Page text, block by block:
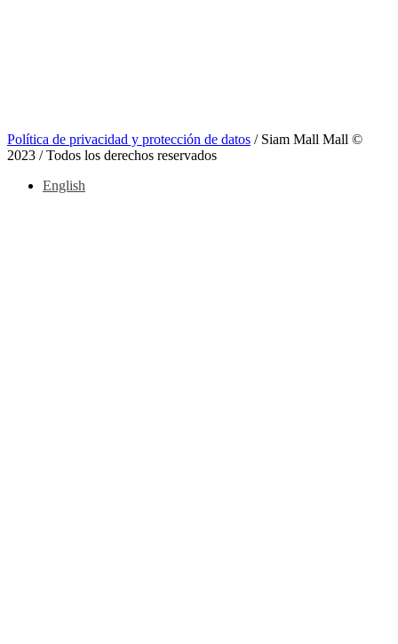
Política de privacidad y protección de datos / Siam Mall Mall ©
2023 / Todos los derechos reservados
English